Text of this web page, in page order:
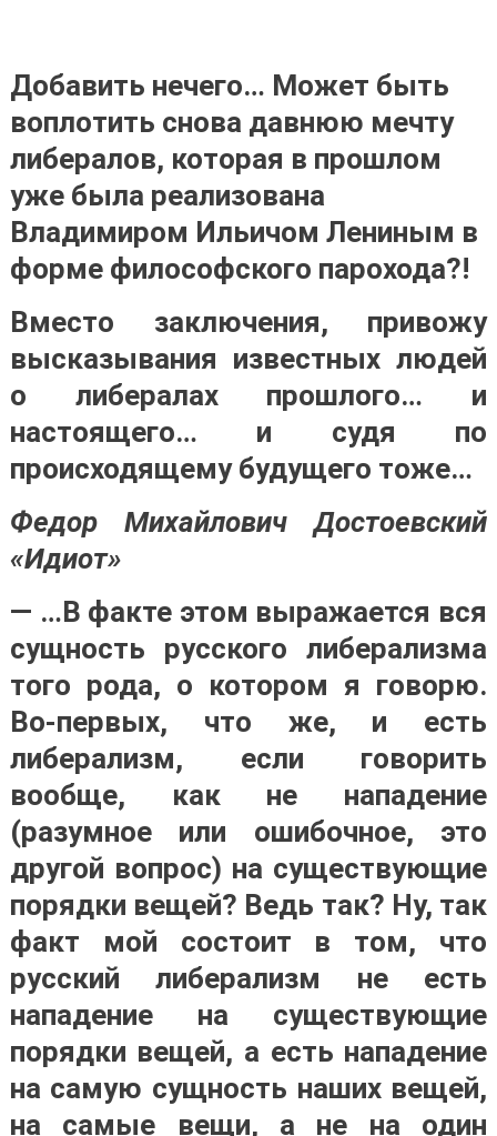
Добавить нечего… Может быть
воплотить снова давнюю мечту
либералов, которая в прошлом
уже была реализована
Владимиром Ильичом Лениным в
форме философского парохода?!
Вместо заключения, привожу
высказывания известных людей
о либералах прошлого… и
настоящего… и судя по
происходящему будущего тоже…
Федор Михайлович Достоевский
«Идиот»
— …В факте этом выражается вся
сущность русского либерализма
того рода, о котором я говорю.
Во-первых, что же, и есть
либерализм, если говорить
вообще, как не нападение
(разумное или ошибочное, это
другой вопрос) на существующие
порядки вещей? Ведь так? Ну, так
факт мой состоит в том, что
русский либерализм не есть
нападение на существующие
порядки вещей, а есть нападение
на самую сущность наших вещей,
на самые вещи, а не на один